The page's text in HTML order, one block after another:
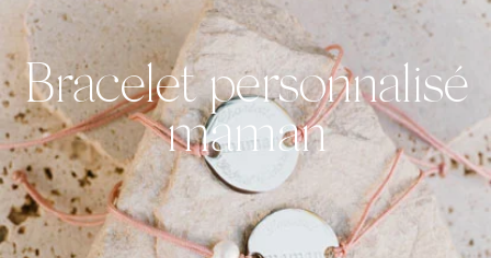
Bracelet personnalisé
maman